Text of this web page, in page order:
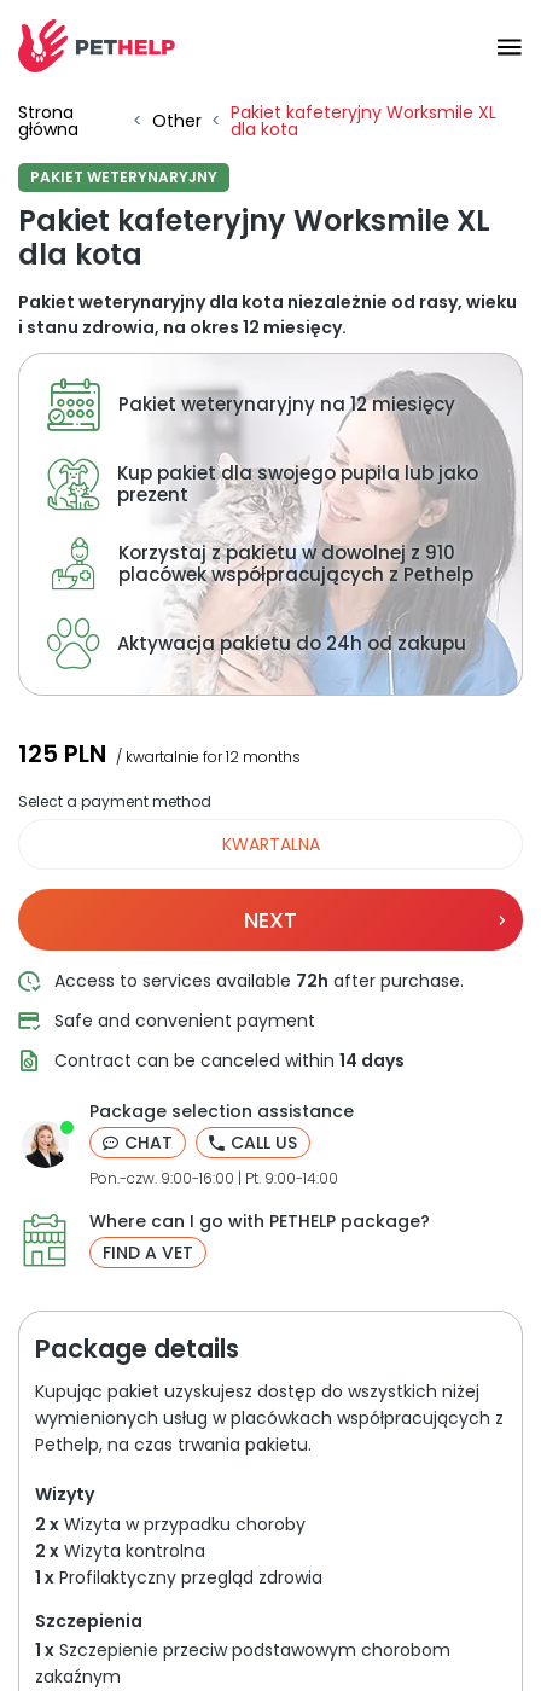
+48 790 277 277
Insurance
For companies
About us
Vet branches
Strona
główna < Other < Pakiet kafeteryjny Worksmile XL
dla kota
PAKIET WETERYNARYJNY
Pakiet kafeteryjny Worksmile XL
dla kota
Pakiet weterynaryjny dla kota niezależnie od rasy, wieku
i stanu zdrowia, na okres 12 miesięcy.
Pakiet weterynaryjny na 12 miesięcy
Kup pakiet dla swojego pupila lub jako
prezent
Korzystaj z pakietu w dowolnej z 910
placówek współpracujących z Pethelp
Aktywacja pakietu do 24h od zakupu
125 PLN / kwartalnie for 12 months
Select a payment method
KWARTALNA
NEXT
Access to services available 72h after purchase.
Safe and convenient payment
Contract can be canceled within 14 days
Package selection assistance
CHAT
CALL US
Pon.-czw. 9:00-16:00 | Pt. 9:00-14:00
Where can I go with PETHELP package?
FIND A VET
Package details
Kupując pakiet uzyskujesz dostęp do wszystkich niżej
wymienionych usług w placówkach współpracujących z
Pethelp, na czas trwania pakietu.
Wizyty
2 x Wizyta w przypadku choroby
2 x Wizyta kontrolna
1 x Profilaktyczny przegląd zdrowia
Szczepienia
1 x Szczepienie przeciw podstawowym chorobom
zakaźnym